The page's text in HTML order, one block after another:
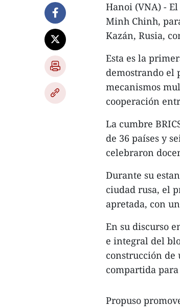
Hanoi (VNA) -
Minh Chinh,
Kazán, Rusia,
Esta es la
demostrando el
mecanismos
cooperación
La cumbre
de 36 países y
celebraron
Durante su
ciudad rusa, el
apretada, con
En su discurso
e integral del
construcción
compartida
Propuso